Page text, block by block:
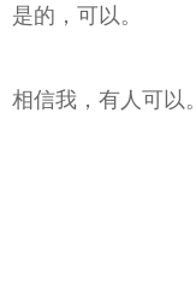
是的，可以。
相信我，有人可以。